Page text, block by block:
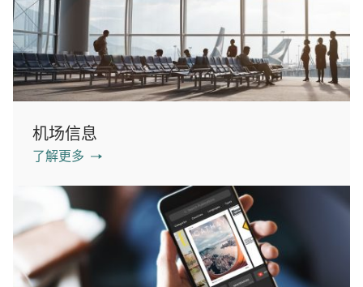
机场信息
了解更多